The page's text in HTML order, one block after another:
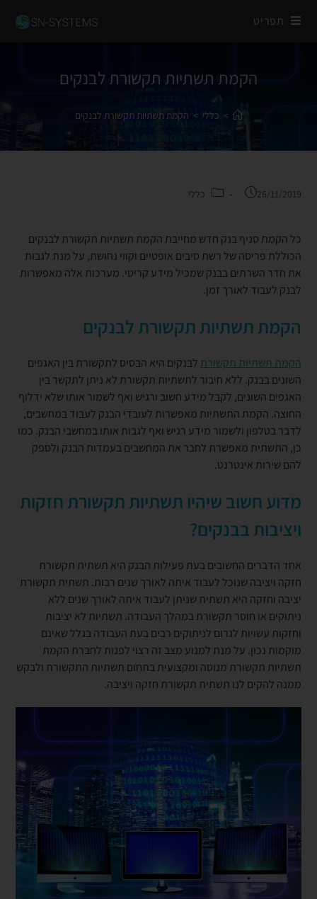
תפריט
הקמת תשתיות תקשורת לבנקים
> כללי > הקמת תשתיות תקשורת לבנקים
26/11/2019 כללי
כל הקמת סניף בנק חדש מחייבת הקמת תשתיות תקשורת לבנקים
הכוללת פריסה של רשת סיבים אופטיים וקווי נחושת, על מנת לגבות
את חדר השרתים בבנק שמכיל מידע קריטי. מערכות אלה מאפשרות
לבנק לעבוד לאורך זמן.
הקמת תשתיות תקשורת לבנקים
הקמת תשתיות תקשורת לבנקים היא הבסיס לתקשורת בין האגפים
השונים בבנק. ללא חיבור לתשתיות תקשורת לא ניתן לתקשר בין
האגפים השונים, לקבל מידע חשוב ורגיש ואף לשמור אותו שלא ידלוף
החוצה. הקמת התשתיות מאפשרות לעובדי הבנק לעבוד במחשבים,
לדבר בטלפון ולשמור מידע רגיש ואף לגבות אותו במחשבי הבנק. כמו
כן, התשתית מאפשרת לחבר את המחשבים בעמדות הבנק ולספק
להם שירות אינטרנט.
מדוע חשוב שיהיו תשתיות תקשורת חזקות
ויציבות בבנקים?
אחד הדברים החשובים בעת פעילות הבנק היא תשתית תקשורת
חזקה ויציבה שנוכל לעבוד איתה לאורך שנים רבות. תשתית תקשורת
יציבה וחזקה היא תשתית שניתן לעבוד איתה לאורך שנים ללא
ניתוקים או חוסר תקשורת במהלך העבודה. תשתיות לא יציבות
וחזקות עשויות לגרום לניתוקים רבים בעת העבודה בגלל שאינם
מוקמות נכון. על מנת למנוע מצב זה רצוי לפנות לחברת הקמת
תשתיות תקשורת מנוסה ומקצועית בתחום תשתיות התקשורת ולבקש
ממנה להקים לנו תשתית תקשורת חזקה ויציבה.